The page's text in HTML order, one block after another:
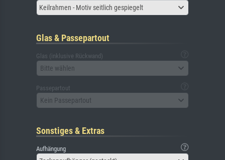
Keilrahmen - Motiv seitlich gespiegelt
Glas & Passepartout
Glas (inklusive Rückwand)
Bitte wählen
Passepartout
Kein Passepartout
Sonstiges & Extras
Aufhängung